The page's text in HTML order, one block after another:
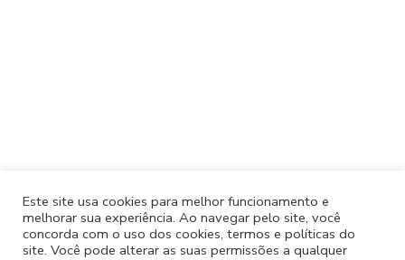
Este site usa cookies para melhor funcionamento e
melhorar sua experiência. Ao navegar pelo site, você
concorda com o uso dos cookies, termos e políticas do
site. Você pode alterar as suas permissões a qualquer